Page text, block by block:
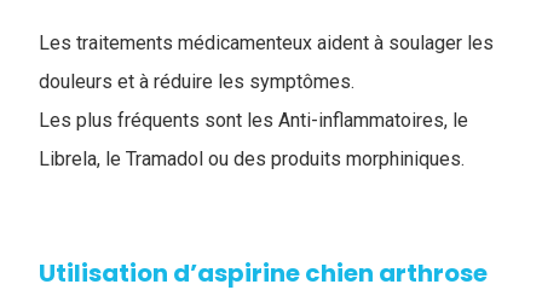
Les traitements médicamenteux aident à soulager les
douleurs et à réduire les symptômes.
Les plus fréquents sont les Anti-inflammatoires, le
Librela, le Tramadol ou des produits morphiniques.
Utilisation d’aspirine chien arthrose